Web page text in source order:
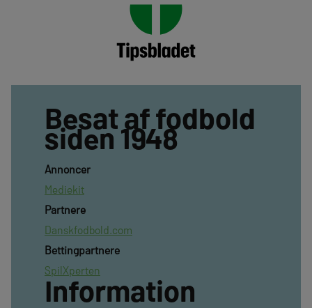
Besat af fodbold
siden 1948
Annoncer
Mediekit
Partnere
Danskfodbold.com
Bettingpartnere
SpilXperten
Information